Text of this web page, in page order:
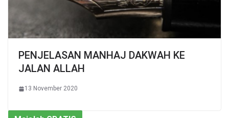
PENJELASAN MANHAJ DAKWAH KE
JALAN ALLAH
13 November 2020